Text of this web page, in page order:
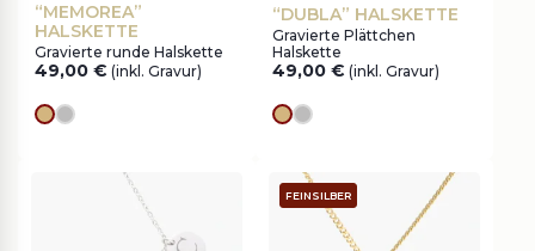
“MEMOREA”
HALSKETTE
Gravierte runde Halskette
49,00 € (inkl. Gravur)
Goldes
silver
“DUBLA” HALSKETTE
Gravierte Plättchen
Halskette
49,00 € (inkl. Gravur)
Goldes
silver
FEINSILBER